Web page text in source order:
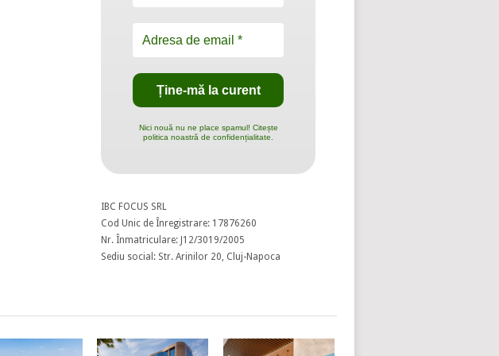
Nici nouă nu ne place spamul! Citește
politica noastră de confidențialitate.
IBC FOCUS SRL
Cod Unic de Înregistrare: 17876260
Nr. Înmatriculare: J12/3019/2005
Sediu social: Str. Arinilor 20, Cluj-Napoca